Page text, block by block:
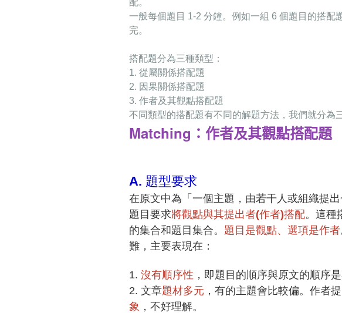
配。
一般每個題 目 1-2 分鐘。例如一組 6 個題 ⽬ 的搭配
完。
搭配題分為三種類型 ：
1. 從屬關係搭配題
2. 因果關係搭配題
3. 作者及其觀點搭配題
不同類型的搭配題有不同的解題⽅法 ，我們就分為
Matching ： 作者及其觀點搭配題
A. 題型要求
在原⽂中為「 一個主題，由若⼲⼈或組織提
題目要求將觀點與其提出者(作者)搭配。這種
的集合和題目集合。 題目是觀點、選項是作者
難，主要表現在：
1. 沒有順序性 ，即題目的順序與原文的順序是
2. ⽂章題材多元 ，有的主題會比較偏。作者
象 ，不好理解。